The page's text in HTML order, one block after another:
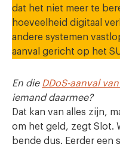
dat het niet meer te
hoeveelheid digitaal
andere systemen
aanval gericht op het
En die DDoS-aanval
iemand daarmee?
Dat kan van alles zijn,
om het geld, zegt Slot.
bende dus. Eerder een